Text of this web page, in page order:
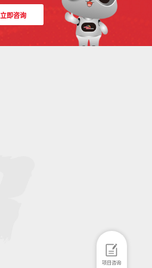
项目咨询
立即咨询